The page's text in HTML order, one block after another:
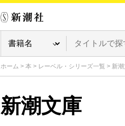
ホーム > 本 > レーベル・シリーズ一覧 > 新
新潮文庫